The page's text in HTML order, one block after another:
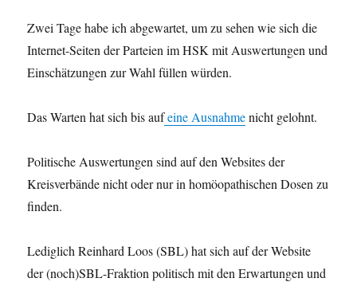
Zwei Tage habe ich abgewartet, um zu sehen wie sich die
Internet-Seiten der Parteien im HSK mit Auswertungen und
Einschätzungen zur Wahl füllen würden.
Das Warten hat sich bis aufeine Ausnahmenicht gelohnt.
Politische Auswertungen sind auf den Websites der
Kreisverbände nicht oder nur in homöopathischen Dosen zu
finden.
Lediglich Reinhard Loos (SBL) hat sich auf der Website
der (noch)SBL-Fraktion politisch mit den Erwartungen und